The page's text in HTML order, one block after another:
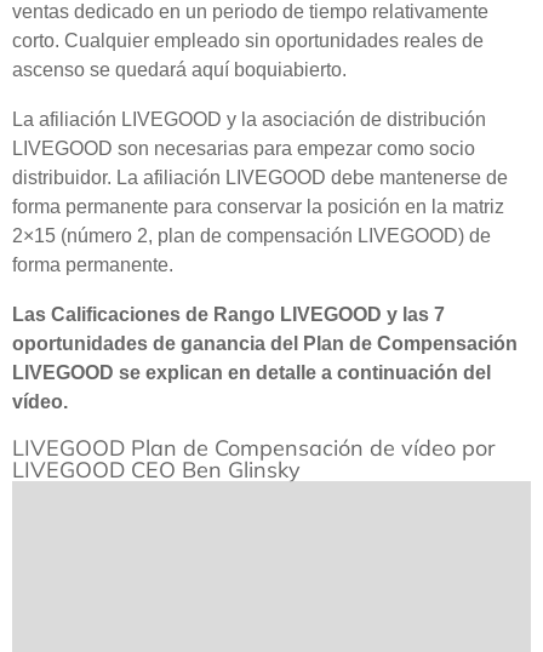
ventas dedicado en un periodo de tiempo relativamente
corto. Cualquier empleado sin oportunidades reales de
ascenso se quedará aquí boquiabierto.
La afiliación LIVEGOOD y la asociación de distribución
LIVEGOOD son necesarias para empezar como socio
distribuidor. La afiliación LIVEGOOD debe mantenerse de
forma permanente para conservar la posición en la matriz
2×15 (número 2, plan de compensación LIVEGOOD) de
forma permanente.
Las Calificaciones de Rango LIVEGOOD y las 7
oportunidades de ganancia del Plan de Compensación
LIVEGOOD se explican en detalle a continuación del
vídeo.
LIVEGOOD Plan de Compensación de vídeo por
LIVEGOOD CEO Ben Glinsky